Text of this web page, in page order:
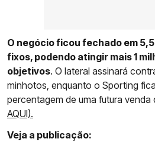
O negócio ficou fechado em
fixos, podendo atingir mais 1
objetivos. O lateral assinará
minhotos, enquanto o Sporting
percentagem de uma futura
AQUI).
Veja a publicação: